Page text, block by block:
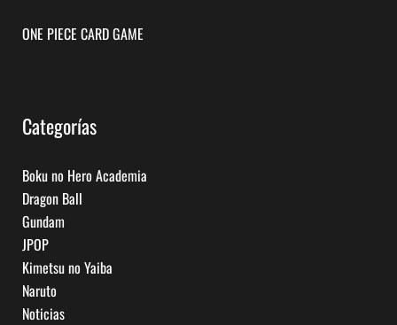
ONE PIECE CARD GAME
Categorías
Boku no Hero Academia
Dragon Ball
Gundam
JPOP
Kimetsu no Yaiba
Naruto
Noticias